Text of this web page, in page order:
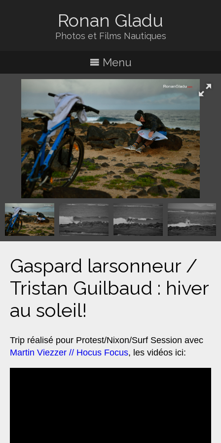
Ronan Gladu
Photos et Films Nautiques
Menu
Gaspard larsonneur /
Tristan Guilbaud : hiver
au soleil!
Trip réalisé pour Protest/Nixon/Surf Session avec
Martin Viezzer // Hocus Focus, les vidéos ici: